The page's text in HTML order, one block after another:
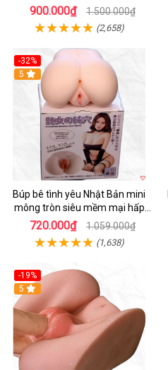
giá tốt
900.000₫ 1.500.000₫
(2,658)
-32%
Hot
5
Búp bê tình yêu Nhật Bản mini
mông tròn siêu mềm mại hấp
dẫn
720.000₫ 1.059.000₫
(1,638)
-19%
Hot
5